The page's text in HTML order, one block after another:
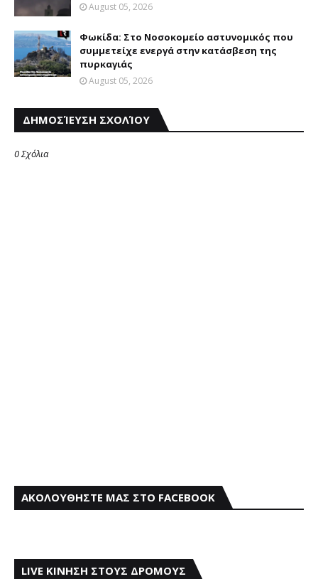
August 05, 2026
Φωκίδα: Στο Νοσοκομείο αστυνομικός που
συμμετείχε ενεργά στην κατάσβεση της
πυρκαγιάς
August 05, 2026
ΔΗΜΟΣΊΕΥΣΗ ΣΧΟΛΊΟΥ
0 Σχόλια
ΑΚΟΛΟΥΘΗΣΤΕ ΜΑΣ ΣΤΟ FACEBOOK
LIVE ΚΙΝΗΣΗ ΣΤΟΥΣ ΔΡΟΜΟΥΣ